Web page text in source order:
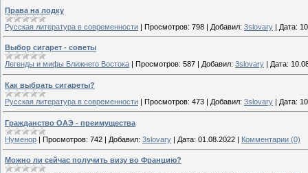
Права на лодку
Русская литература в современности | Просмотров: 798 | Добавил: 3slovary | Дата:
Выбор сигарет - советы
Легенды и мифы Ближнего Востока
Просмотров: 587 Добавил: 3slovary Дата:
Как выбрать сигареты?
Русская литература в современности | Просмотров: 473 | Добавил: 3slovary | Дата:
Гражданство ОАЭ - преимущества
Нуменор | Просмотров: 742 | Добавил: 3slovary | Дата: 01.08.2022 | Комментарии (0)
Можно ли сейчас получить визу во Францию?